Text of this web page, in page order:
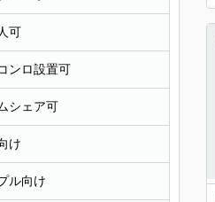
可
ンロ設置可
シェア可
け
ル向け